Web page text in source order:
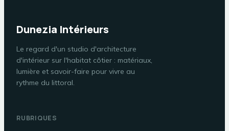
Dunezia Intérieurs
Le regard d'un studio d'architecture
d'intérieur sur l'habitat côtier : matériaux,
lumière et savoir-faire pour vivre au
rythme du littoral.
RUBRIQUES